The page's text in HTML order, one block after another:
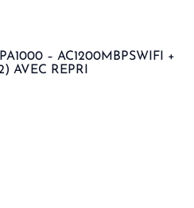
– AC1200MBPSWIFI +
AVEC REPRI